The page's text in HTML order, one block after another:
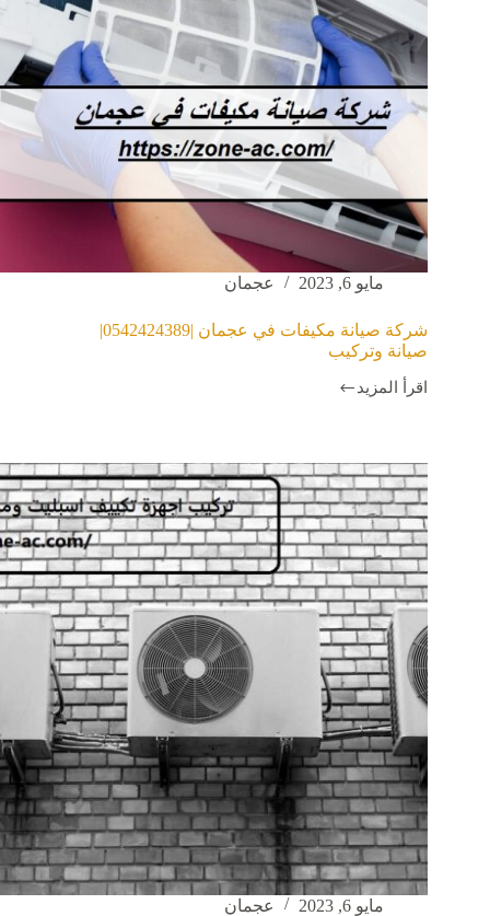
مايو 6, 2023 عجمان
شركة صيانة مكيفات في عجمان |0542424389|
صيانة وتركيب
اقرأ المزيد
شركة
عجمان
|0542424389|
صيانة
وتركيب
مايو 6, 2023 عجمان